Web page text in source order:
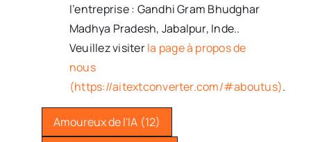
l’entreprise : Gandhi Gram Bhudghar
Madhya Pradesh, Jabalpur, Inde..
Veuillez visiterla page à propos de
nous
(https://aitextconverter.com/#aboutus).
Amoureux de l'IA (12)